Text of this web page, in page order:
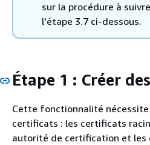
sur la procédure à
l'étape 3.7 ci-dessous.
Étape 1 : Créer
Cette fonctionnalité
certificats : les certificats
autorité de certification et les